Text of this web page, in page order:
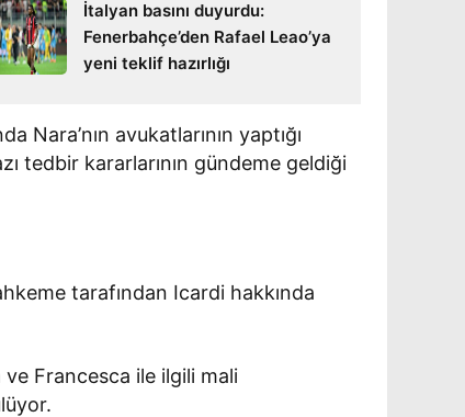
İtalyan basını duyurdu:
Fenerbahçe’den Rafael Leao’ya
yeni teklif hazırlığı
Nara’nın avukatlarının yaptığı
tedbir kararlarının gündeme geldiği
tarafından Icardi hakkında
Francesca ile ilgili mali